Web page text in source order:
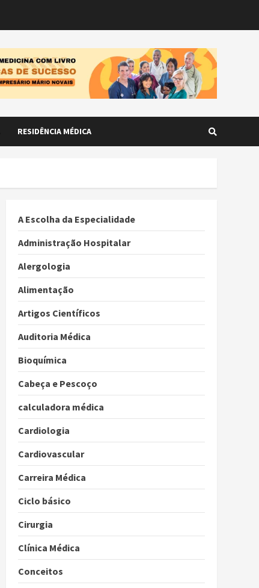
RESIDÊNCIA MÉDICA
A Escolha da Especialidade
Administração Hospitalar
Alergologia
Alimentação
Artigos Científicos
Auditoria Médica
Bioquímica
Cabeça e Pescoço
calculadora médica
Cardiologia
Cardiovascular
Carreira Médica
Ciclo básico
Cirurgia
Clínica Médica
Conceitos